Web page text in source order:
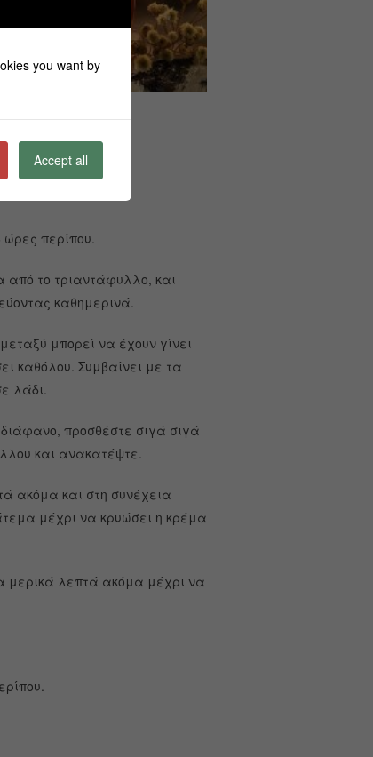
περίπου.
από το τριαντάφυλλο, και
καθημερινά.
μπορεί να έχουν γίνει
καθόλου. Συμβαίνει με τα
λάδι.
προσθέστε σιγά σιγά
και ανακατέψτε.
ακόμα και στη συνέχεια
μέχρι να κρυώσει η κρέμα
μερικά λεπτά ακόμα μέχρι να
you want by
Accept all